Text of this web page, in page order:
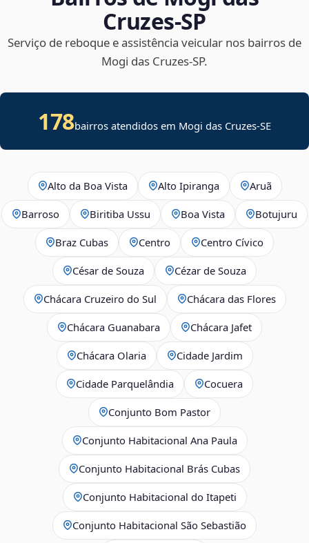
Cruzes‑SP
Serviço de reboque e assistência veicular nos bairros de
Mogi das Cruzes‑SP.
178bairros atendidos em Mogi das Cruzes-SE
Alto da Boa Vista Alto Ipiranga Aruã
Barroso Biritiba Ussu Boa Vista Botujuru
Braz Cubas Centro Centro Cívico
César de Souza Cézar de Souza
Chácara Cruzeiro do Sul Chácara das Flores
Chácara Guanabara Chácara Jafet
Chácara Olaria Cidade Jardim
Cidade Parquelândia Cocuera
Conjunto Bom Pastor
Conjunto Habitacional Ana Paula
Conjunto Habitacional Brás Cubas
Conjunto Habitacional do Itapeti
Conjunto Habitacional São Sebastião